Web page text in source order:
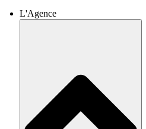
L'Agence